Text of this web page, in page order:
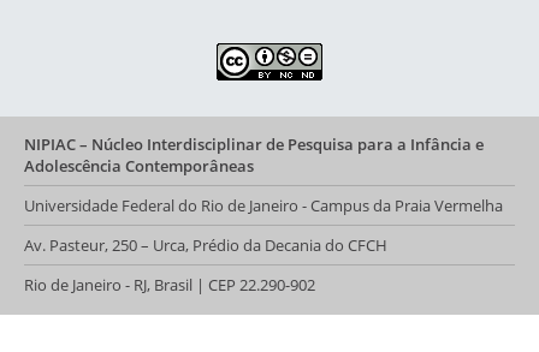
NIPIAC – Núcleo Interdisciplinar de Pesquisa para a Infância e
Adolescência Contemporâneas
Universidade Federal do Rio de Janeiro - Campus da Praia Vermelha
Av. Pasteur, 250 – Urca, Prédio da Decania do CFCH
Rio de Janeiro - RJ, Brasil | CEP 22.290-902